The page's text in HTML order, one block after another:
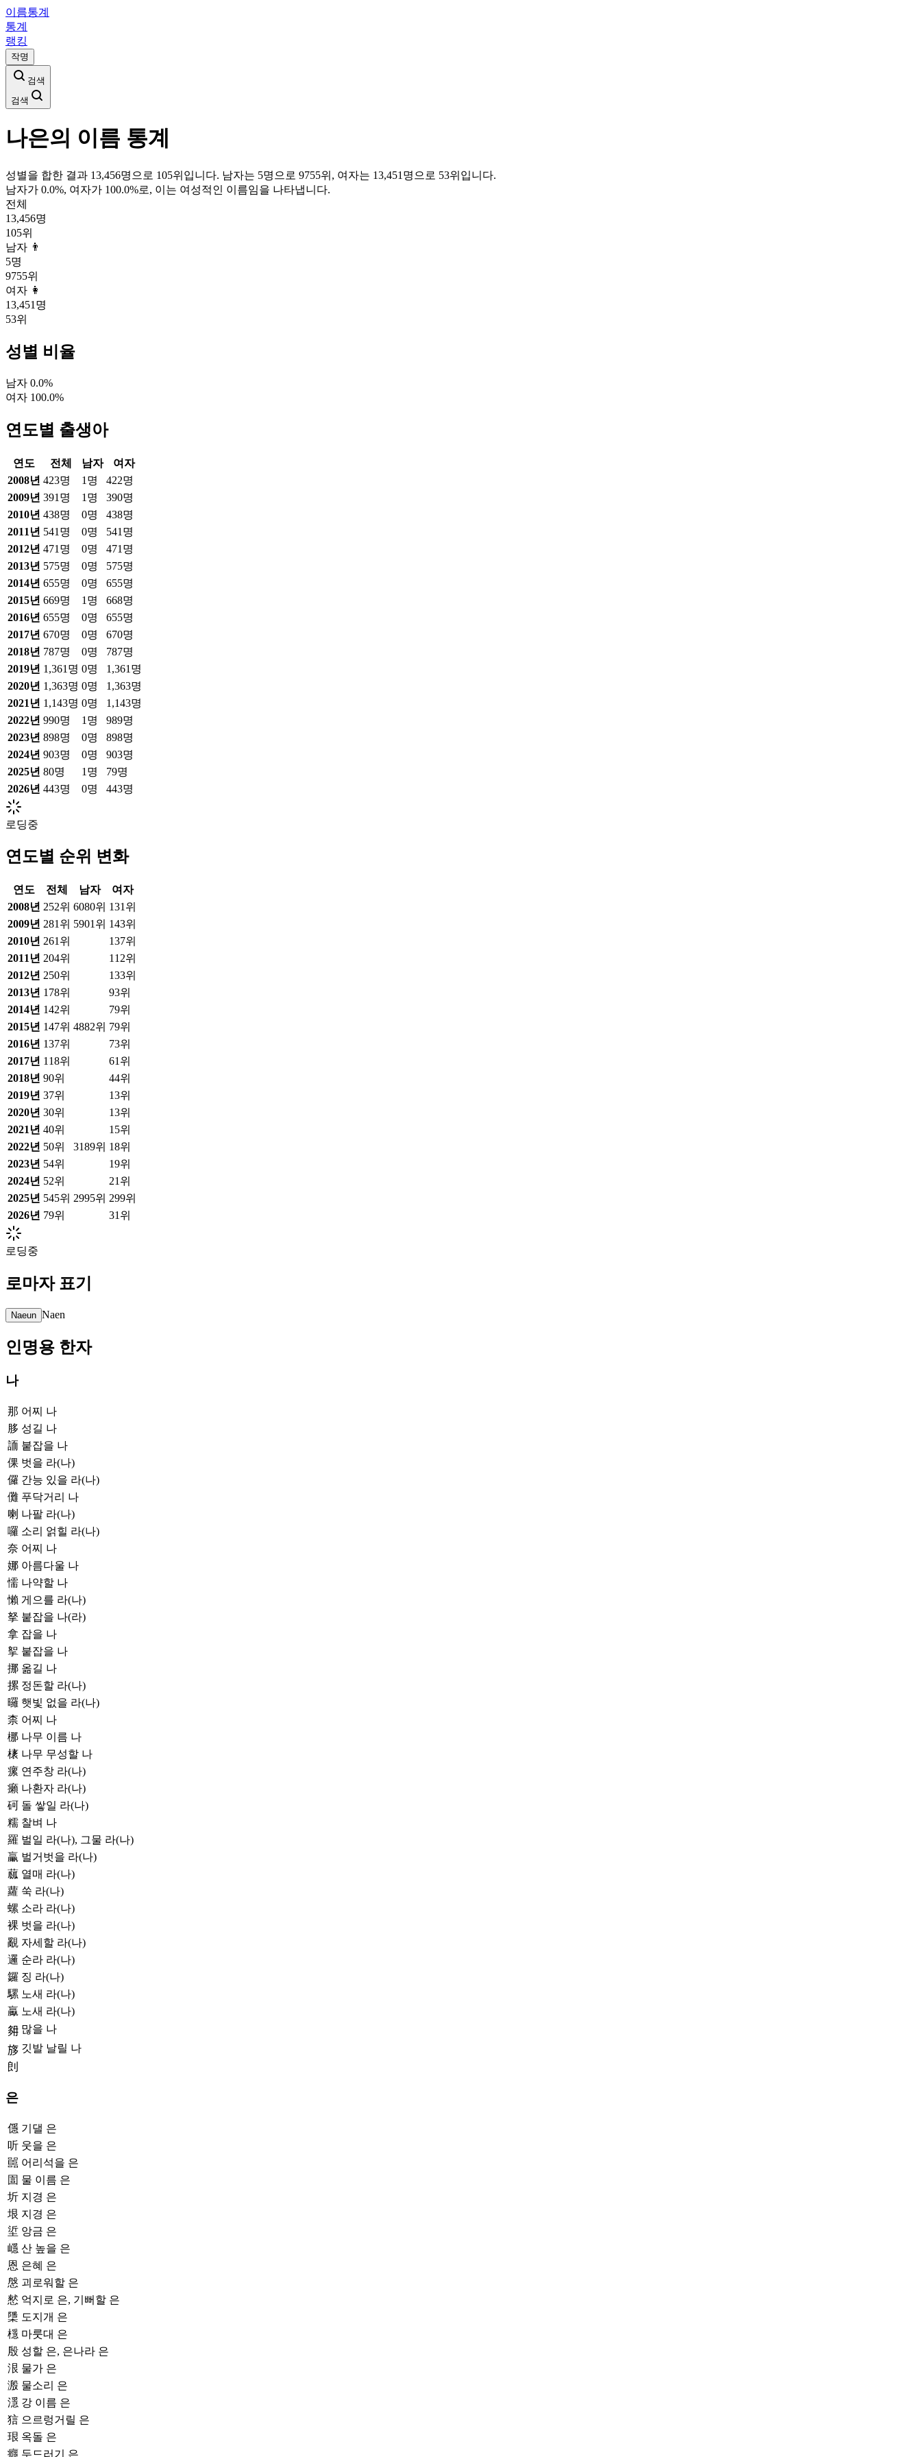
이름통계
통계
랭킹
작명
검색
검색
나은의 이름 통계
성별을 합한 결과 13,456명으로 105위입니다. 남자는 5명으로 9755위, 여자는 13,451명으로 53위입니다.
남자가 0.0%, 여자가 100.0%로, 이는 여성적인 이름임을 나타냅니다.
전체
13,456명
105위
남자 👨
5명
9755위
여자 👩
13,451 명
53위
성별 비율
남자 0.0%
여자 100.0%
연도별 출생아
연도 전체 남자
여자
2008년 423명 1 명 422명
2009년 391 명 1 명 390명
2010년 438명 0명 438명
2011 년 541 명 0명 541 명
2012년 471 명 0명 471 명
2013년 575명 0명 575명
2014년 655명 0명 655명
2015년 669명 1 명 668명
2016년 655명 0명 655명
2017년 670명 0명 670명
2018년 787명 0명 787명
2019년 1,361 명 0명 1,361 명
2020년 1,363명 0명 1,363명
2021 년 1,143명 0명 1,143명
2022년 990명 1 명 989명
2023년 898명 0명 898명
2024년 903명 0명 903명
2025년 80명 1 명 79명
2026년 443명 0명 443명
로딩중
연도별 순위 변화
연도 전체 남자
여자
2008년 252위 6080위 131위
2009년 281위 5901위 143위
2010년 261위
137위
2011 년 204위
112위
2012년 250위
133위
2013년 178위
93위
2014년 142위
79위
2015년 147위 4882위 79위
2016년 137위
73위
2017년 118위
61위
2018년 90위
44위
2019년 37위
13위
2020년 30위
13위
2021 년 40위
15위
2022년 50위 3189위 18위
2023년 54위
19위
2024년 52위
21위
2025년 545위 2995위 299위
2026년 79위 31위
로딩중
로마자 표기
Naeun Naen
인명용 한자
나
那 어찌 나
䏧 성길 나
䛔 붙잡을 나
倮 벗을 라(나)
儸 간능 있을 라(나)
儺 푸닥거리 나
喇 나팔 라(나)
囉 소리 얽힐 라(나)
奈 어찌 나
娜 아름다울 나
懦 나약할 나
懶 게으를 라(나)
拏 붙잡을 나(라)
拿 잡을 나
挐 붙잡을 나
挪 옮길 나
摞 정돈할 라(나)
曪 햇빛 없을 라(나)
柰 어찌 나
梛 나무 이름 나
橠 나무 무성할 나
瘰 연주창 라(나)
癩 나환자 라(나)
砢 돌 쌓일 라(나)
糯 찰벼 나
羅 벌일 라(나), 그물 라(나)
臝 벌거벗을 라(나)
蓏 열매 라(나)
蘿 쑥 라(나)
螺 소라 라(나)
裸 벗을 라(나)
覶 자세할 라(나)
邏 순라 라(나)
鑼 징 라(나)
騾 노새 라(나)
驘 노새 라(나)
𡖔 많을 나
𣃽 깃발 날릴 나
剆
은
㒚 기댈 은
听 웃을 은
嚚 어리석을 은
圁 물 이름 은
圻 지경 은
垠 지경 은
垽 앙금 은
嶾 산 높을 은
恩 은혜 은
慇 괴로워할 은
憖 억지로 은, 기뻐할 은
檃 도지개 은
檼 마룻대 은
殷 성할 은, 은나라 은
泿 물가 은
溵 물소리 은
濦 강 이름 은
狺 으르렁거릴 은
珢 옥돌 은
癮 두드러기 은